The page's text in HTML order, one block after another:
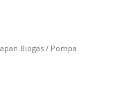
Biogas/ Pompa